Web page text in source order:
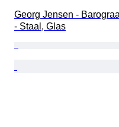
Georg Jensen -
- Staal, Glas